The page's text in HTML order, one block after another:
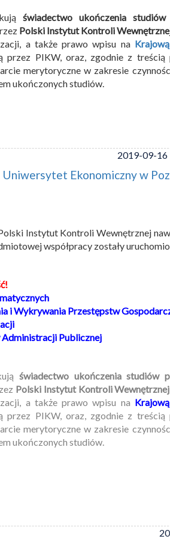
świadectwo ukończenia
Polski Instytut Kontroli
a także prawo wpisu na
przez PIKW, oraz, zgodnie z
merytoryczne w zakresie
ukończonych studiów.
2019-09-16
Ekonomiczny w
Instytut Kontroli Wewnętrznej
współpracy zostały
i Wykrywania Przestępstw
Publicznej
świadectwo ukończenia studiów
Polski Instytut Kontroli Wewnętrznej
a także prawo wpisu na
przez PIKW, oraz, zgodnie z
merytoryczne w zakresie
ukończonych studiów.